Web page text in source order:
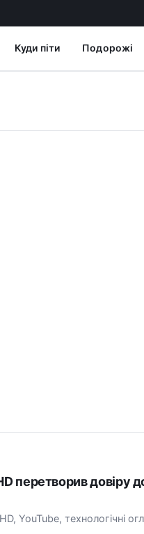
Куди піти Подорожі
перетворив довіру
YouTube, технологічні